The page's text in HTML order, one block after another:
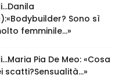
Sono sì
femminile…»
Pia De Meo: «Cosa
scatti?Sensualità…»